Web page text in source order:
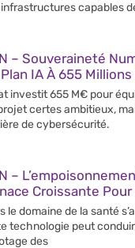
capables
– Souveraineté
IA À 655 Millions
investit 655 M€ pour
certes ambitieux,
de cybersécurité.
–
Croissante
le domaine de la santé
technologie peut
des